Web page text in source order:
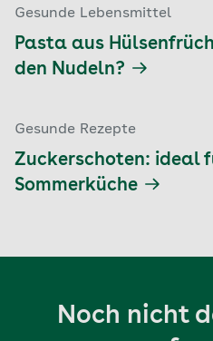
Gesunde Lebensmittel
Pasta aus
den Nudeln?
Gesunde Rezepte
Zuckerschoten: ideal
Sommerküche
Noch nicht